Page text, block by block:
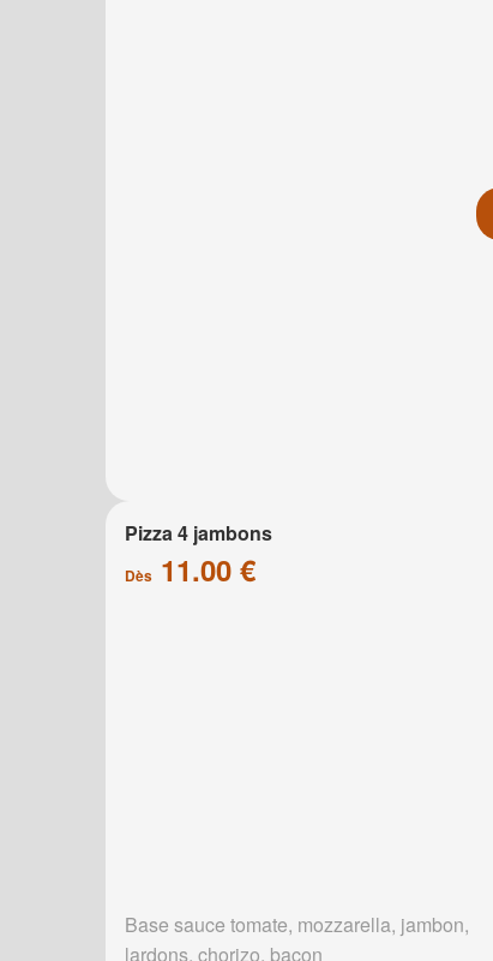
Pizza 4 jambons
Dès 11.00 €
Base sauce tomate, mozzarella, jambon,
lardons, chorizo, bacon